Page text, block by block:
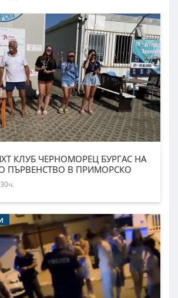
КЛУБ ЧЕРНОМОРЕЦ БУРГАС НА
ПЪРВЕНСТВО В ПРИМОРСКО